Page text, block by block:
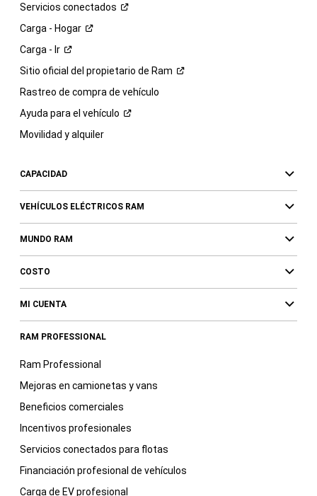
Servicios conectados
Carga - Hogar
Carga - Ir
Sitio oficial del propietario de Ram
Rastreo de compra de vehículo
Ayuda para el vehículo
Movilidad y alquiler
CAPACIDAD
VEHÍCULOS ELÉCTRICOS RAM
MUNDO RAM
COSTO
MI CUENTA
RAM PROFESSIONAL
Ram Professional
Mejoras en camionetas y vans
Beneficios comerciales
Incentivos profesionales
Servicios conectados para flotas
Financiación profesional de vehículos
Carga de EV profesional